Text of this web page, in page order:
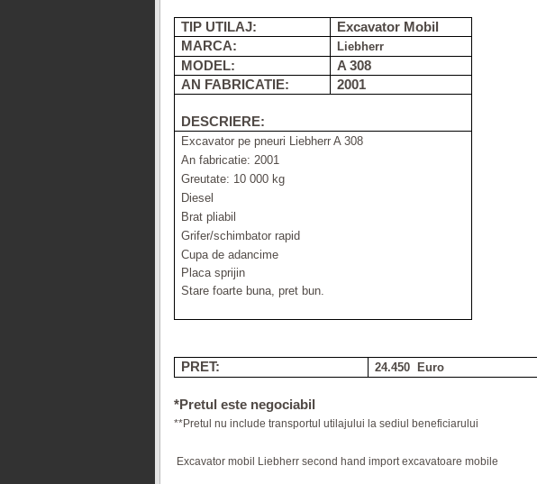
TIP UTILAJ:
Excavator Mobil
MARCA:
Liebherr
MODEL:
A 308
AN FABRICATIE:
2001
DESCRIERE:
Excavator pe pneuri Liebherr A 308
An fabricatie: 2001
Greutate: 10 000 kg
Diesel
Brat pliabil
Grifer/schimbator rapid
Cupa de adancime
Placa sprijin
Stare foarte buna, pret bun.
PRET: 24.450 Euro
*Pretul este negociabil
**Pretul nu include transportul utilajului la sediul beneficiarului
Excavator mobil Liebherr second hand import excavatoare mobile